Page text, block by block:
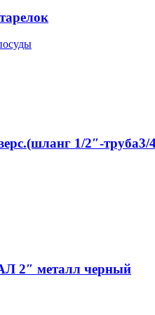
1/2″-труба3/
2″ металл черный